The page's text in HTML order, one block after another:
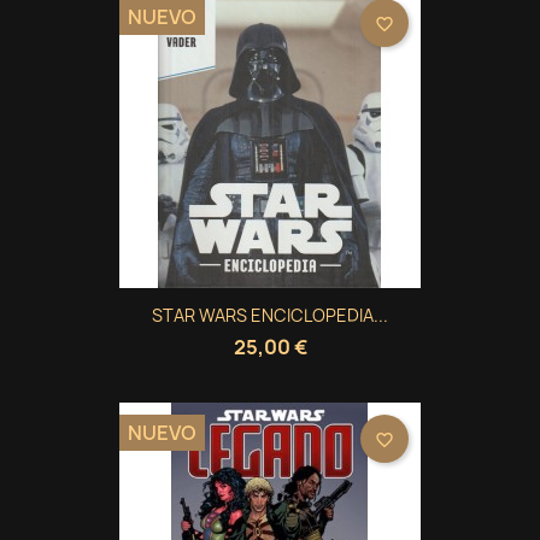
STAR WARS ENCICLOPEDIA...
25,00 €
NUEVO favorite_border
NUEVO favorite_border